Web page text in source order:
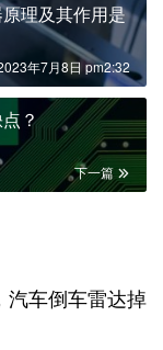
理及其作用是
年7月8日 pm2:32
？
下一篇
汽车倒车雷达掉